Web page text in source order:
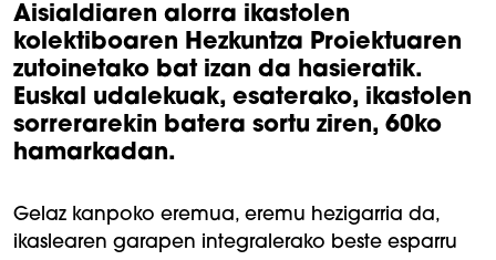
Aisialdiaren alorra ikastolen
kolektiboaren Hezkuntza Proiektuaren
zutoinetako bat izan da hasieratik.
Euskal udalekuak, esaterako, ikastolen
sorrerarekin batera sortu ziren, 60ko
hamarkadan.
Gelaz kanpoko eremua, eremu hezigarria da,
ikaslearen garapen integralerako beste esparru